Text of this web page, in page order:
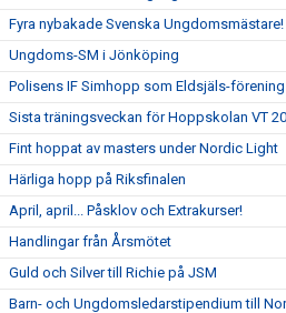
Fyra nybakade Svenska Ungdomsmästare!
Ungdoms-SM i Jönköping
Polisens IF Simhopp som Eldsjäls-förening
Sista träningsveckan för Hoppskolan VT
Fint hoppat av masters under Nordic Light
Härliga hopp på Riksfinalen
April, april... Påsklov och Extrakurser!
Handlingar från Årsmötet
Guld och Silver till Richie på JSM
Barn- och Ungdomsledarstipendium till